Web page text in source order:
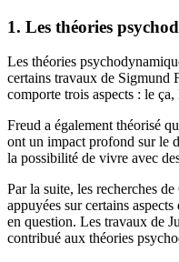
1. Les théories
Les théories
certains travaux de Sigmund
comporte trois aspects : le
Freud a également théorisé
ont un impact profond sur le
la possibilité de vivre avec
Par la suite, les recherches
appuyées sur certains
en question. Les travaux de
contribué aux théories